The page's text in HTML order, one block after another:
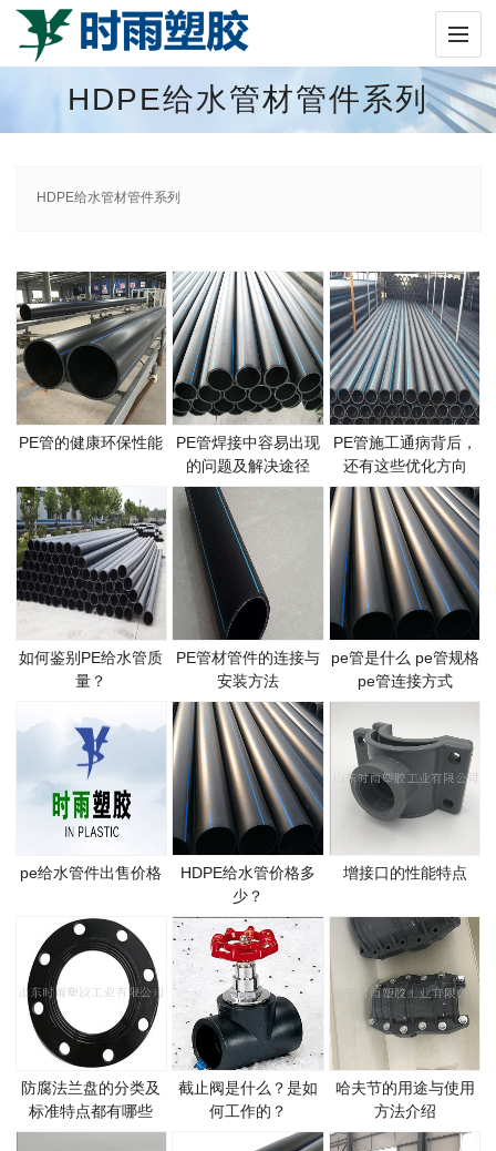
HDPE给水管材管件系列
HDPE给水管材管件系列
PE管的健康环保性能
PE管焊接中容易出现
的问题及解决途径
PE管施工通病背后，
还有这些优化方向
如何鉴别PE给水管质
量？
PE管材管件的连接与
安装方法
pe管是什么 pe管规格
pe管连接方式
pe给水管件出售价格
HDPE给水管价格多
少？
增接口的性能特点
防腐法兰盘的分类及
标准特点都有哪些
截止阀是什么？是如
何工作的？
哈夫节的用途与使用
方法介绍